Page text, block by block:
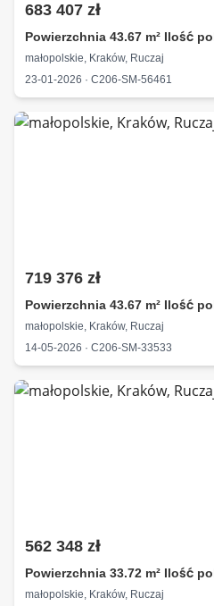
683 407 zł
Powierzchnia 43.67 m² Ilość
małopolskie, Kraków, Ruczaj
23-01-2026 · C206-SM-56461
719 376 zł
Powierzchnia 43.67 m² Ilość
małopolskie, Kraków, Ruczaj
14-05-2026 · C206-SM-33533
562 348 zł
Powierzchnia 33.72 m² Ilość
małopolskie, Kraków, Ruczaj